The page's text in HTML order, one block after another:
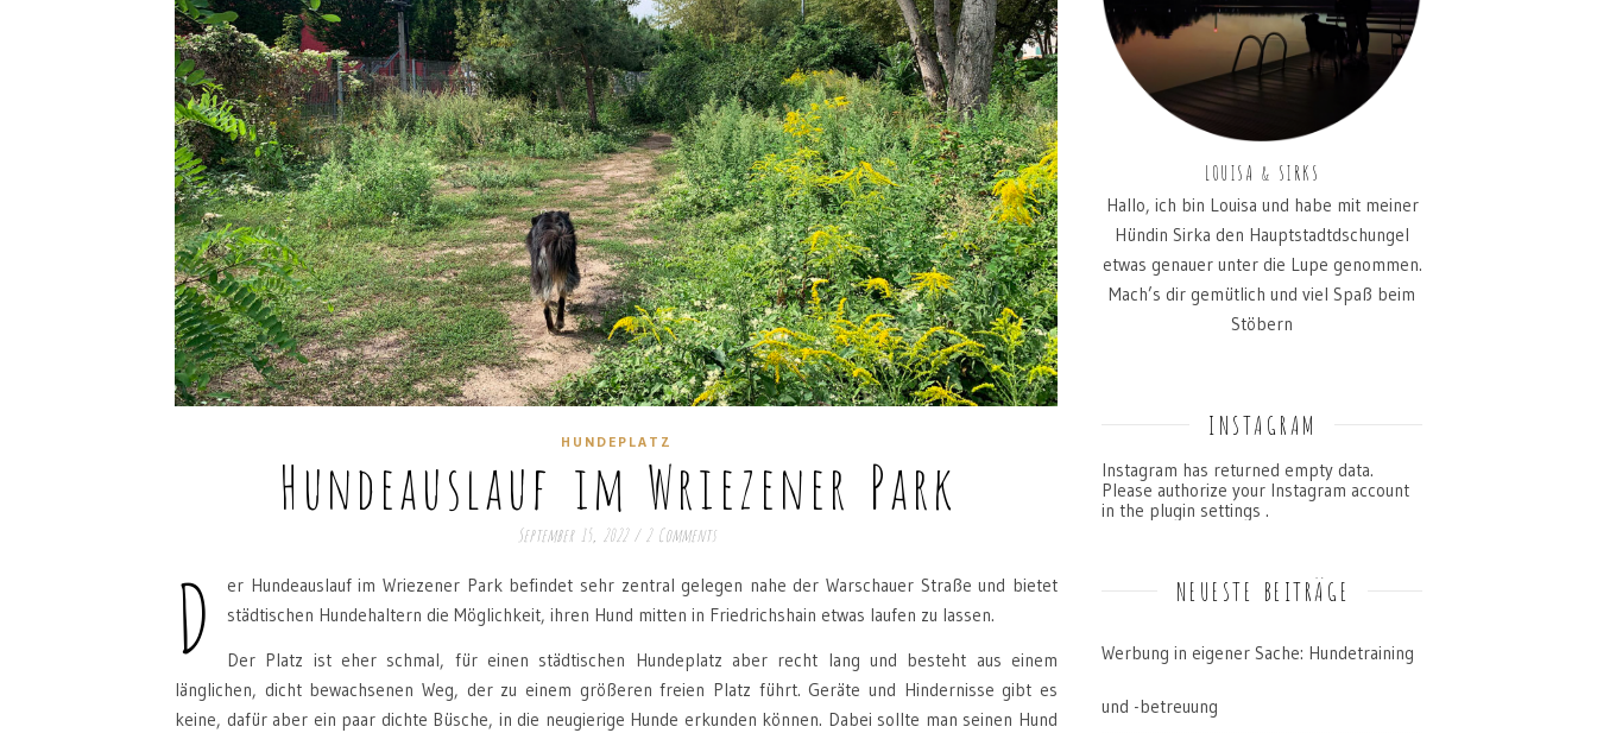
HUNDEPLATZ
Hundeauslauf im Wriezener Park
September 15, 2022 / 2 Comments
D
er Hundeauslauf im Wriezener Park befindet sehr zentral gelegen nahe der Warschauer Straße und bietet
städtischen Hundehaltern die Möglichkeit, ihren Hund mitten in Friedrichshain etwas laufen zu lassen.
Der Platz ist eher schmal, für einen städtischen Hundeplatz aber recht lang und besteht aus einem
länglichen, dicht bewachsenen Weg, der zu einem größeren freien Platz führt. Geräte und Hindernisse gibt es
keine, dafür aber ein paar dichte Büsche, in die neugierige Hunde erkunden können. Dabei sollte man seinen Hund
LOUISA & SIRKS
Hallo, ich bin Louisa und habe mit meiner
Hündin Sirka den Hauptstadtdschungel
etwas genauer unter die Lupe genommen.
Mach’s dir gemütlich und viel Spaß beim
Stöbern
INSTAGRAM
Instagram has returned empty data.
Please authorize your Instagram account
in the plugin settings .
NEUESTE BEITRÄGE
Werbung in eigener Sache: Hundetraining
und -betreuung